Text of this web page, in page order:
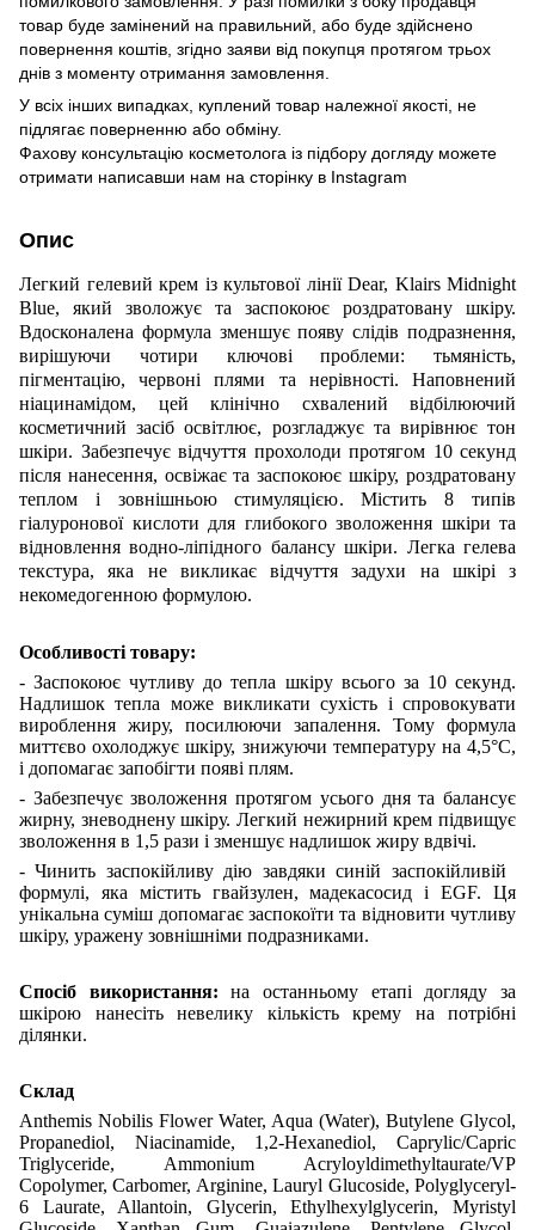
товар буде замінений на правильний, або буде здійснено
повернення коштів, згідно заяви від покупця протягом трьох
днів з моменту отримання замовлення.
У всіх інших випадках, куплений товар належної якості, не
підлягає поверненню або обміну.
Фахову консультацію косметолога із підбору догляду можете
отримати написавши нам на сторінку в Instagram
Опис
Легкий гелевий крем із культової лінії Dear, Klairs Midnight
Blue, який зволожує та заспокоює роздратовану шкіру.
Вдосконалена формула зменшує появу слідів подразнення,
вирішуючи чотири ключові проблеми: тьмяність,
пігментацію, червоні плями та нерівності. Наповнений
ніацинамідом, цей клінічно схвалений відбілюючий
косметичний засіб освітлює, розгладжує та вирівнює тон
шкіри. Забезпечує відчуття прохолоди протягом 10 секунд
після нанесення, освіжає та заспокоює шкіру, роздратовану
теплом і зовнішньою стимуляцією. Містить 8 типів
гіалуронової кислоти для глибокого зволоження шкіри та
відновлення водно-ліпідного балансу шкіри. Легка гелева
текстура, яка не викликає відчуття задухи на шкірі з
некомедогенною формулою.
Особливості товару:
- Заспокоює чутливу до тепла шкіру всього за 10 секунд.
Надлишок тепла може викликати сухість і спровокувати
вироблення жиру, посилюючи запалення. Тому формула
миттєво охолоджує шкіру, знижуючи температуру на 4,5°C,
і допомагає запобігти появі плям.
- Забезпечує зволоження протягом усього дня та балансує
жирну, зневоднену шкіру. Легкий нежирний крем підвищує
зволоження в 1,5 рази і зменшує надлишок жиру вдвічі.
- Чинить заспокійливу дію завдяки синій заспокійливій ​​
формулі, яка містить гвайзулен, мадекасосид і EGF. Ця
унікальна суміш допомагає заспокоїти та відновити чутливу
шкіру, уражену зовнішніми подразниками.
Спосіб використання: на останньому етапі догляду за
шкірою нанесіть невелику кількість крему на потрібні
ділянки.
Склад
Anthemis Nobilis Flower Water, Aqua (Water), Butylene Glycol,
Propanediol, Niacinamide, 1,2-Hexanediol, Caprylic/Capric
Triglyceride, Ammonium Acryloyldimethyltaurate/VP
Copolymer, Carbomer, Arginine, Lauryl Glucoside, Polyglyceryl-
6 Laurate, Allantoin, Glycerin, Ethylhexylglycerin, Myristyl